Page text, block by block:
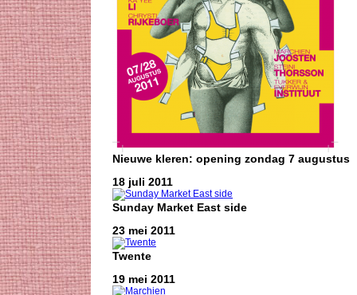
Nieuwe kleren: opening zondag 7 augustus
18 juli 2011
Sunday Market East side
23 mei 2011
Twente
19 mei 2011